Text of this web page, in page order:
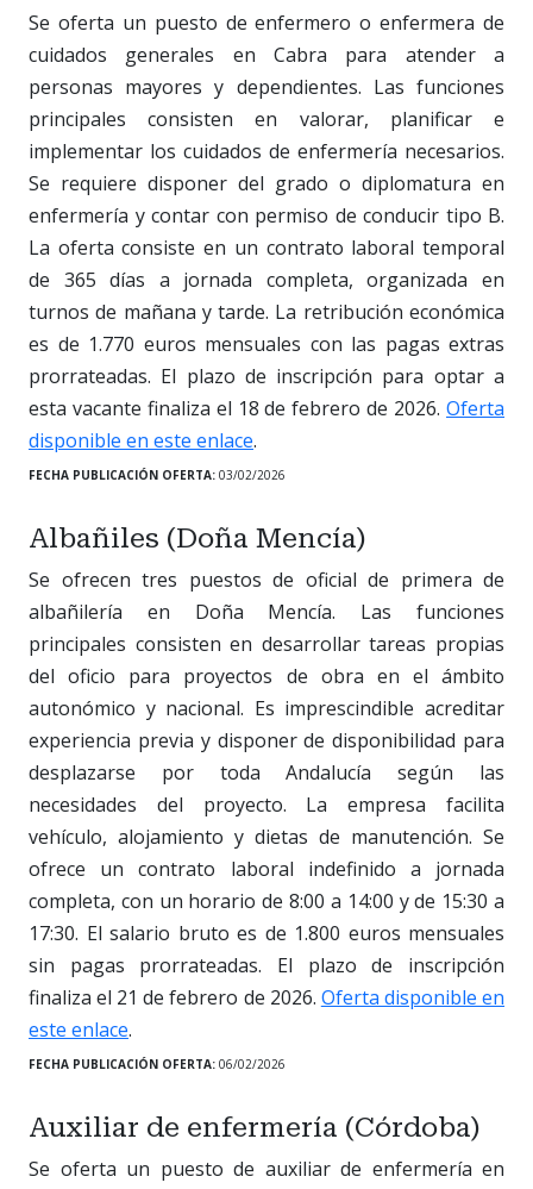
Se oferta un puesto de enfermero o enfermera de
cuidados generales en Cabra para atender a
personas mayores y dependientes. Las funciones
principales consisten en valorar, planificar e
implementar los cuidados de enfermería necesarios.
Se requiere disponer del grado o diplomatura en
enfermería y contar con permiso de conducir tipo B.
La oferta consiste en un contrato laboral temporal
de 365 días a jornada completa, organizada en
turnos de mañana y tarde. La retribución económica
es de 1.770 euros mensuales con las pagas extras
prorrateadas. El plazo de inscripción para optar a
esta vacante finaliza el 18 de febrero de 2026. Oferta
disponible en este enlace.
FECHA PUBLICACIÓN OFERTA: 03/02/2026
Albañiles (Doña Mencía)
Se ofrecen tres puestos de oficial de primera de
albañilería en Doña Mencía. Las funciones
principales consisten en desarrollar tareas propias
del oficio para proyectos de obra en el ámbito
autonómico y nacional. Es imprescindible acreditar
experiencia previa y disponer de disponibilidad para
desplazarse por toda Andalucía según las
necesidades del proyecto. La empresa facilita
vehículo, alojamiento y dietas de manutención. Se
ofrece un contrato laboral indefinido a jornada
completa, con un horario de 8:00 a 14:00 y de 15:30 a
17:30. El salario bruto es de 1.800 euros mensuales
sin pagas prorrateadas. El plazo de inscripción
finaliza el 21 de febrero de 2026. Oferta disponible en
este enlace.
FECHA PUBLICACIÓN OFERTA: 06/02/2026
Auxiliar de enfermería (Córdoba)
Se oferta un puesto de auxiliar de enfermería en